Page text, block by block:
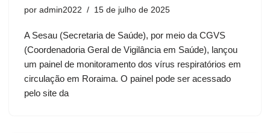
por admin2022 15 de julho de 2025
A Sesau (Secretaria de Saúde), por meio da CGVS
(Coordenadoria Geral de Vigilância em Saúde), lançou
um painel de monitoramento dos vírus respiratórios em
circulação em Roraima. O painel pode ser acessado
pelo site da